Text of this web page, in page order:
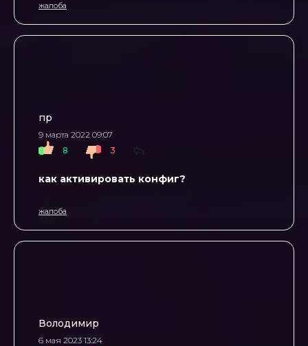
жалоба
пр
9 марта 2022 09:07
8
3
как активировать конфиг?
жалоба
Володимир
6 мая 2023 13:24